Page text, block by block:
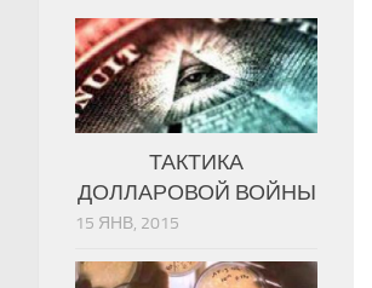
ТАКТИКА
ДОЛЛАРОВОЙ ВОЙНЫ
15 ЯНВ, 2015